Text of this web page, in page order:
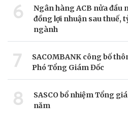
6
Ngân hàng ACB nửa đầu
đồng lợi nhuận sau thuế,
ngành
7
SACOMBANK công bố
Phó Tổng Giám Đốc
8
SASCO bổ nhiệm Tổng
năm